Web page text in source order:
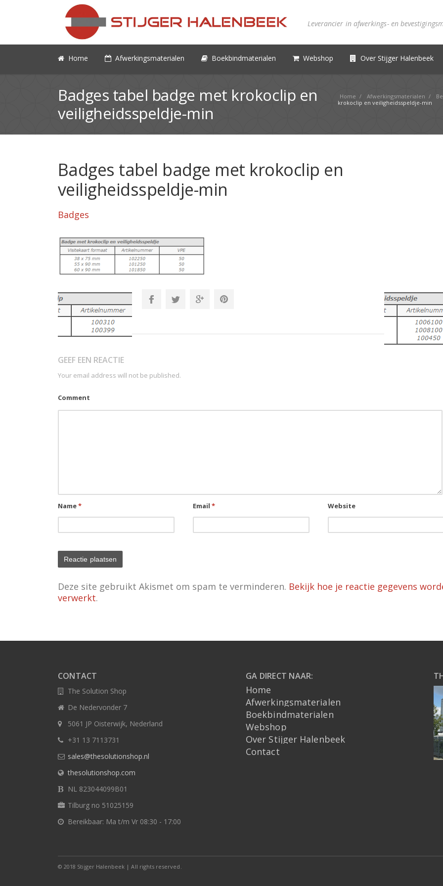
Leverancier in afwerkings- en
Home Afwerkingsmaterialen Boekbindmaterialen Webshop Over Stijger Halenbeek
Home / Afwerkingsmaterialen /
krokoclip en veiligheidsspeldje-min
Badges tabel badge met krokoclip en
veiligheidsspeldje-min
Badges tabel badge met krokoclip en
veiligheidsspeldje-min
Badges
GEEF EEN REACTIE
Your email address will not be published.
Comment
Name* Email* Website
Deze site gebruikt Akismet om spam te verminderen. Bekijk hoe je reactie gegevens
verwerkt.
CONTACT
The Solution Shop
De Nedervonder 7
5061 JP Oisterwijk, Nederland
+31 13 7113731
sales@thesolutionshop.nl
thesolutionshop.com
NL 823044099B01
Tilburg no 51025159
Bereikbaar: Ma t/m Vr 08:30 - 17:00
GA DIRECT NAAR:
Home
Afwerkingsmaterialen
Boekbindmaterialen
Webshop
Over Stijger Halenbeek
Contact
© 2018 Stijger Halenbeek | All rights reserved.